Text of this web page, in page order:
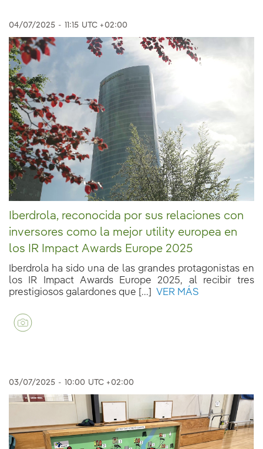
04/07/2025 - 11:15 UTC +02:00
Iberdrola, reconocida por sus relaciones con
inversores como la mejor utility europea en
los IR Impact Awards Europe 2025
Iberdrola ha sido una de las grandes protagonistas en
los IR Impact Awards Europe 2025, al recibir tres
prestigiosos galardones que [...]
VER MÁS
03/07/2025 - 10:00 UTC +02:00